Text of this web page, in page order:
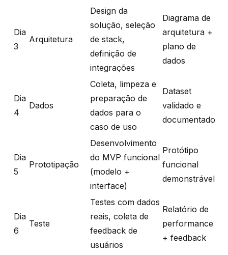
Dia
3
Arquitetura
Design da
solução, seleção
de stack,
definição de
integrações
Diagrama de
arquitetura +
plano de
dados
Dia
4
Dados
Coleta, limpeza e
preparação de
dados para o
caso de uso
Dataset
validado e
documentado
Dia
5
Prototipação
Desenvolvimento
do MVP funcional
(modelo +
interface)
Protótipo
funcional
demonstrável
Dia
6
Teste
Testes com dados
reais, coleta de
feedback de
usuários
Relatório de
performance
+ feedback